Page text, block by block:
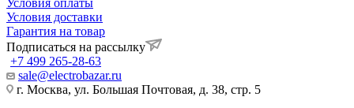
Условия доставки
Гарантия на товар
Подписаться на рассылку
+7 499 265-28-63
sale@electrobazar.ru
г. Москва, ул. Большая Почтовая, д. 38, стр. 5